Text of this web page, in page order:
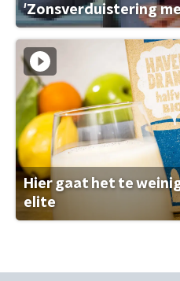
'Zonsverduistering
Hier gaat het te
elite